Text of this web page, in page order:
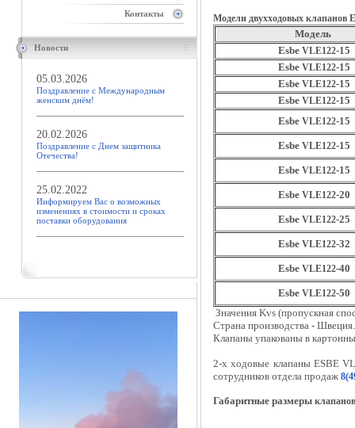
Контакты
Новости
05.03.2026
Поздравление с Международным
женским днём!
20.02.2026
Поздравление с Днем защитника
Отечества!
25.02.2022
Информируем Вас о возможных
изменениях в стоимости и сроках
поставки оборудования
Модели двухходовых клапанов
Модель
EsbeVLE122-15
EsbeVLE122-15
EsbeVLE122-15
EsbeVLE122-15
EsbeVLE122-15
EsbeVLE122-15
EsbeVLE122-15
EsbeVLE122-20
EsbeVLE122-25
EsbeVLE122-32
EsbeVLE122-40
EsbeVLE122-50
Значения Kvs (пропускная
Страна производства - Швеция.
Клапаны упакованы в
2-х ходовые клапаны ESBE
сотрудников отдела продаж
Габаритные размеры